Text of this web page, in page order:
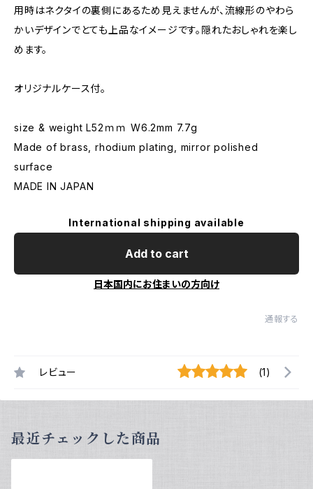
用時はネクタイの裏側にあるため見えませんが、流線形のやわら
かいデザインでとても上品なイメージです。隠れたおしゃれを楽し
めます。
オリジナルケース付。
size & weight L52ｍｍ W6.2mm 7.7g
Made of brass, rhodium plating, mirror polished
surface
MADE IN JAPAN
International shipping available
Add to cart
日本国内にお住まいの方向け
通報する
レビュー (1)
最近チェックした商品